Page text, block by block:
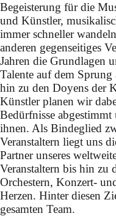
Einblicke
eines
Begeisterung für die
und Künstler,
immer schneller
anderen gegenseitiges
Jahren die Grundlagen
Talente auf dem
hin zu den Doyens der
Künstler planen wir
Bedürfnisse
ihnen. Als Bindeglied
Veranstaltern liegt uns
Partner unseres
Veranstaltern bis hin zu
Orchestern, Konzert-
Herzen. Hinter diesen
gesamten Team.